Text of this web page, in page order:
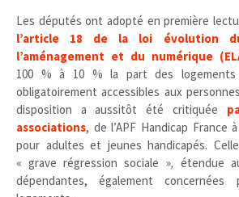
Les députés ont adopté en première
l’article 18 de la loi évolution
l’aménagement et du numérique
100 % à 10 % la part des
obligatoirement accessibles aux
disposition a aussitôt été critiquée
associations, de l’APF Handicap France
pour adultes et jeunes handicapés.
« grave régression sociale », étendue
dépendantes, également concernées